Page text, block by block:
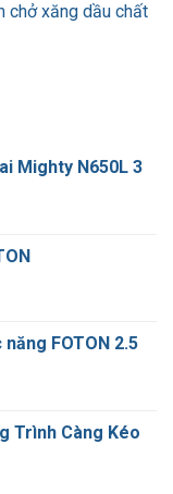
chở xăng dầu chất
Mighty N650L 3
FOTON 2.5
Trình Càng Kéo